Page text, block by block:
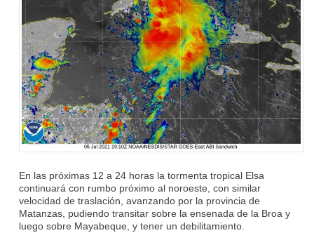
En las próximas 12 a 24 horas la tormenta tropical Elsa
continuará con rumbo próximo al noroeste, con similar
velocidad de traslación, avanzando por la provincia de
Matanzas, pudiendo transitar sobre la ensenada de la Broa y
luego sobre Mayabeque, y tener un debilitamiento.